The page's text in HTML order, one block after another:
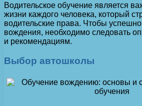
Водительское обучение является
жизни каждого человека, который
водительские права. Чтобы
вождения, необходимо следовать
и рекомендациям.
Выбор автошколы